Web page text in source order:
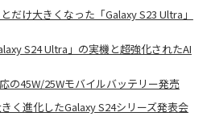
だけ大きくなった「Galaxy S23 Ultra」
S24 Ultra」の実機と超強化されたAI
の45W/25Wモバイルバッテリー発売
く進化したGalaxy S24シリーズ発表会